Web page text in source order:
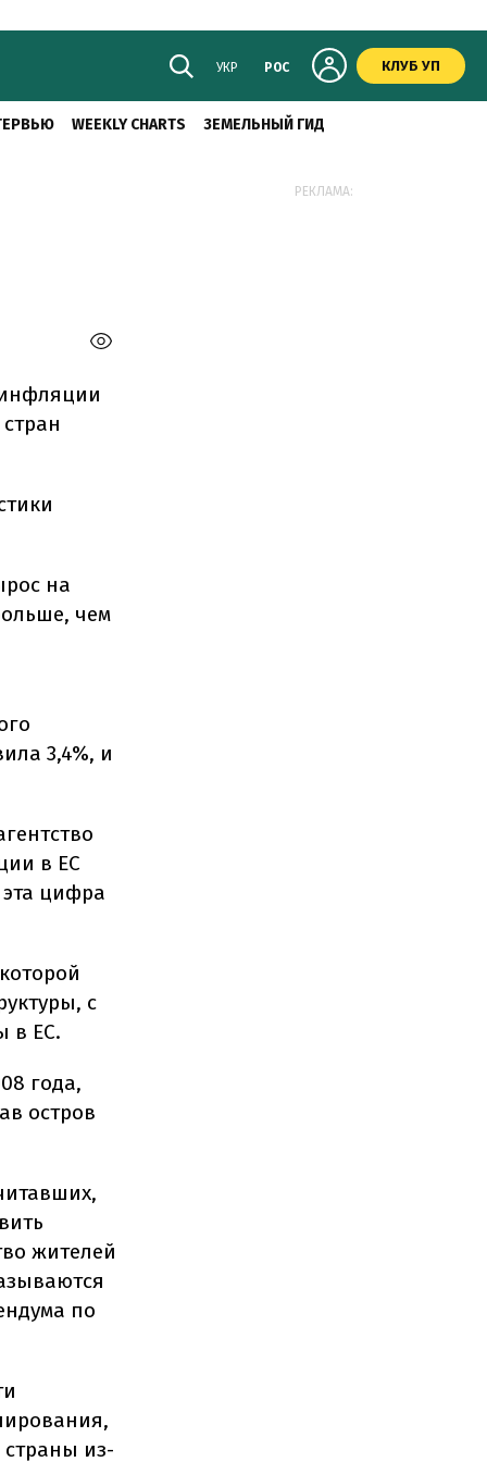
УКР РОС КЛУБ УП
WEEKLY CHARTS ЗЕМЕЛЬНЫЙ ГИД
на
чем
3,4%, и
в ЕС
цифра
с
в ЕС.
года,
остров
жителей
по
страны из-
РЕКЛАМА: